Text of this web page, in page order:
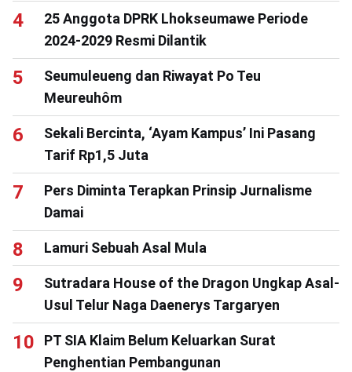
25 Anggota DPRK Lhokseumawe Periode
2024-2029 Resmi Dilantik
Seumuleueng dan Riwayat Po Teu
Meureuhôm
Sekali Bercinta, ‘Ayam Kampus’ Ini Pasang
Tarif Rp1,5 Juta
Pers Diminta Terapkan Prinsip Jurnalisme
Damai
Lamuri Sebuah Asal Mula
Sutradara House of the Dragon Ungkap Asal-
Usul Telur Naga Daenerys Targaryen
PT SIA Klaim Belum Keluarkan Surat
Penghentian Pembangunan